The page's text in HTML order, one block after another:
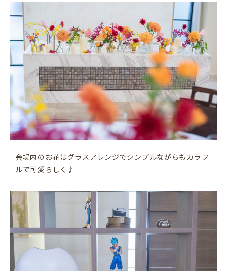
会場内のお花はグラスアレンジでシンプルながらもカラフ
ルで可愛らしく♪